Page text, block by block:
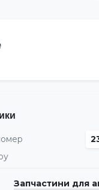
Запчастини для